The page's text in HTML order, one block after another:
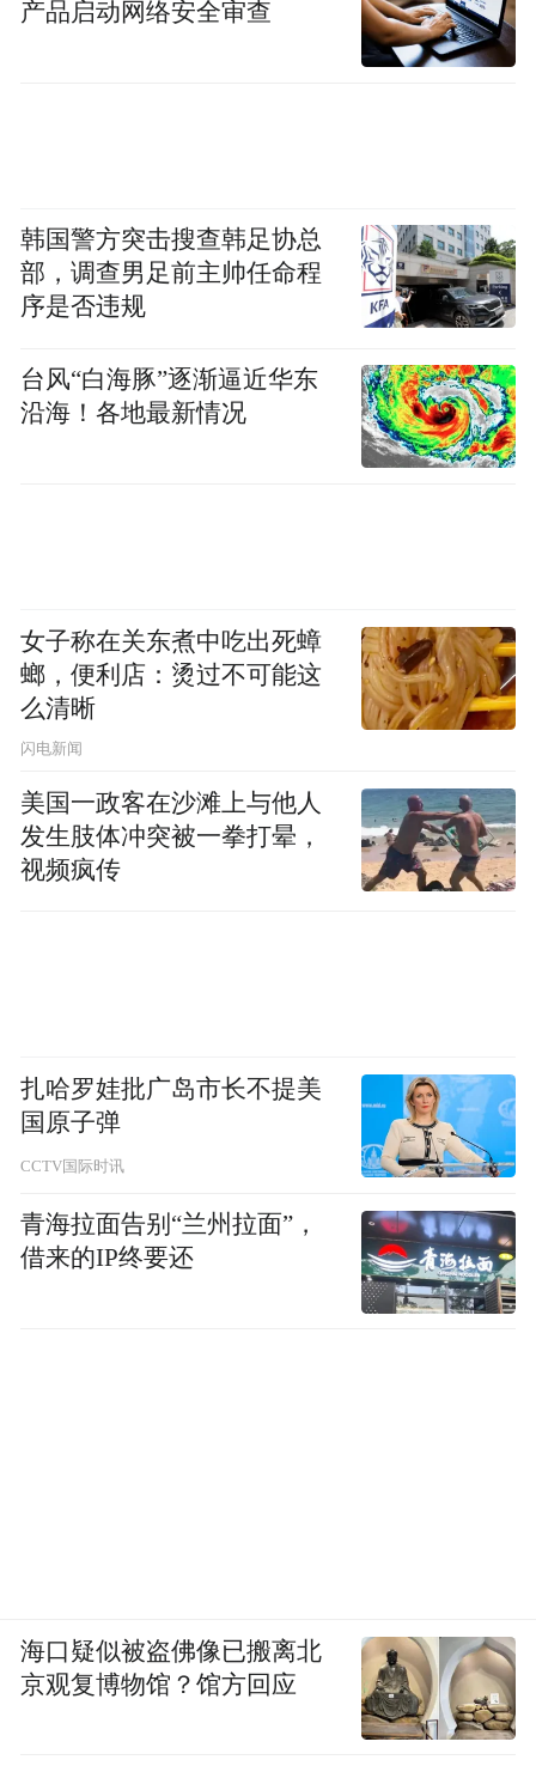
产品启动网络安全审查
韩国警方突击搜查韩足协总
部，调查男足前主帅任命程
序是否违规
台风“白海豚”逐渐逼近华东
沿海！各地最新情况
女子称在关东煮中吃出死蟑
螂，便利店：烫过不可能这
么清晰
闪电新闻
美国一政客在沙滩上与他人
发生肢体冲突被一拳打晕，
视频疯传
扎哈罗娃批广岛市长不提美
国原子弹
CCTV国际时讯
青海拉面告别“兰州拉面”，
借来的IP终要还
海口疑似被盗佛像已搬离北
京观复博物馆？馆方回应